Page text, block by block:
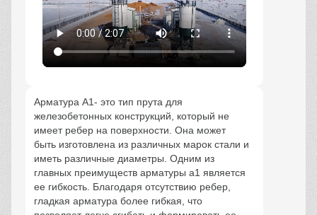
Арматура А1- это тип прута для
железобетонных конструкций, который не
имеет ребер на поверхности. Она может
быть изготовлена из различных марок стали и
иметь различные диаметры. Одним из
главных преимуществ арматуры а1 является
ее гибкость. Благодаря отсутствию ребер,
гладкая арматура более гибкая, что